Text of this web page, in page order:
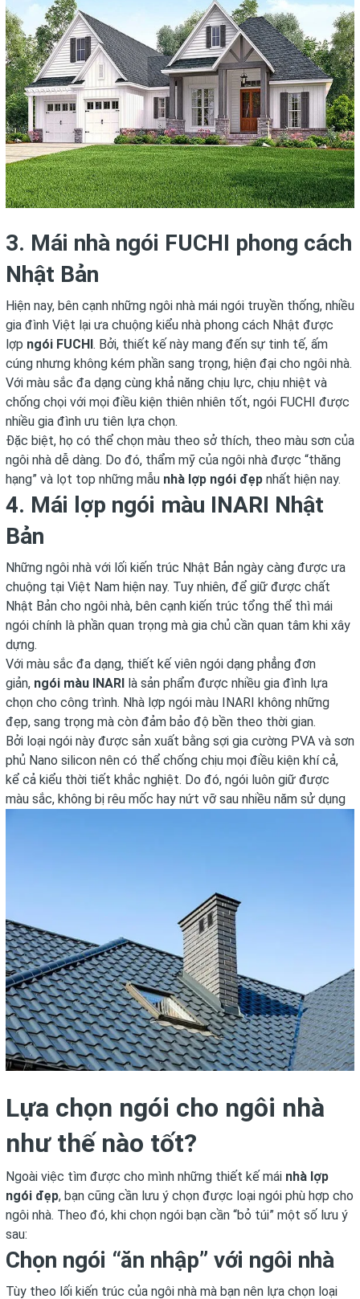
3. Mái nhà ngói FUCHI phong cách
Nhật Bản
Hiện nay, bên cạnh những ngôi nhà mái ngói truyền thống, nhiều
gia đình Việt lại ưa chuộng kiểu nhà phong cách Nhật được
lợp ngói FUCHI. Bởi, thiết kế này mang đến sự tinh tế, ấm
cúng nhưng không kém phần sang trọng, hiện đại cho ngôi nhà.
Với màu sắc đa dạng cùng khả năng chịu lực, chịu nhiệt và
chống chọi với mọi điều kiện thiên nhiên tốt, ngói FUCHI được
nhiều gia đình ưu tiên lựa chọn.
Đặc biệt, họ có thể chọn màu theo sở thích, theo màu sơn của
ngôi nhà dễ dàng. Do đó, thẩm mỹ của ngôi nhà được “thăng
hạng” và lọt top những mẫu nhà lợp ngói đẹp nhất hiện nay.
4. Mái lợp ngói màu INARI Nhật
Bản
Những ngôi nhà với lối kiến trúc Nhật Bản ngày càng được ưa
chuộng tại Việt Nam hiện nay. Tuy nhiên, để giữ được chất
Nhật Bản cho ngôi nhà, bên cạnh kiến trúc tổng thể thì mái
ngói chính là phần quan trọng mà gia chủ cần quan tâm khi xây
dựng.
Với màu sắc đa dạng, thiết kế viên ngói dạng phẳng đơn
giản, ngói màu INARI là sản phẩm được nhiều gia đình lựa
chọn cho công trình. Nhà lợp ngói màu INARI không những
đẹp, sang trọng mà còn đảm bảo độ bền theo thời gian.
Bởi loại ngói này được sản xuất bằng sợi gia cường PVA và sơn
phủ Nano silicon nên có thể chống chịu mọi điều kiện khí cả,
kể cả kiểu thời tiết khắc nghiệt. Do đó, ngói luôn giữ được
màu sắc, không bị rêu mốc hay nứt vỡ sau nhiều năm sử dụng
Lựa chọn ngói cho ngôi nhà
như thế nào tốt?
Ngoài việc tìm được cho mình những thiết kế mái nhà lợp
ngói đẹp, bạn cũng cần lưu ý chọn được loại ngói phù hợp cho
ngôi nhà. Theo đó, khi chọn ngói bạn cần “bỏ túi” một số lưu ý
sau:
Chọn ngói “ăn nhập” với ngôi nhà
Tùy theo lối kiến trúc của ngôi nhà mà bạn nên lựa chọn loại